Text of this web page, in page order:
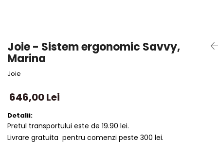
Joie - Sistem ergonomic Savvy,
Marina
Joie
646,00 Lei
Detalii:
Pretul transportului este de 19.90 lei.
Livrare gratuita pentru comenzi peste 300 lei.